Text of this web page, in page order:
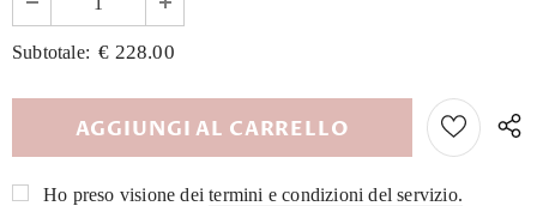
Subtotale: € 228.00
Ho preso visione dei termini e condizioni del servizio.